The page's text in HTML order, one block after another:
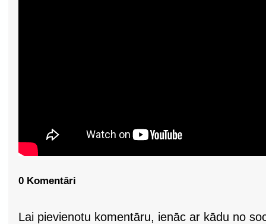
0 Komentāri
Lai pievienotu komentāru, ienāc ar kādu no